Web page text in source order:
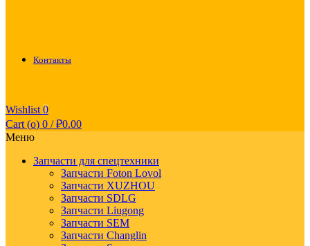
Контакты
Wishlist 0
Cart (o) 0 / ₽0.00
Меню
Запчасти для спецтехники
Запчасти Foton Lovol
Запчасти XUZHOU
Запчасти SDLG
Запчасти Liugong
Запчасти SEM
Запчасти Changlin